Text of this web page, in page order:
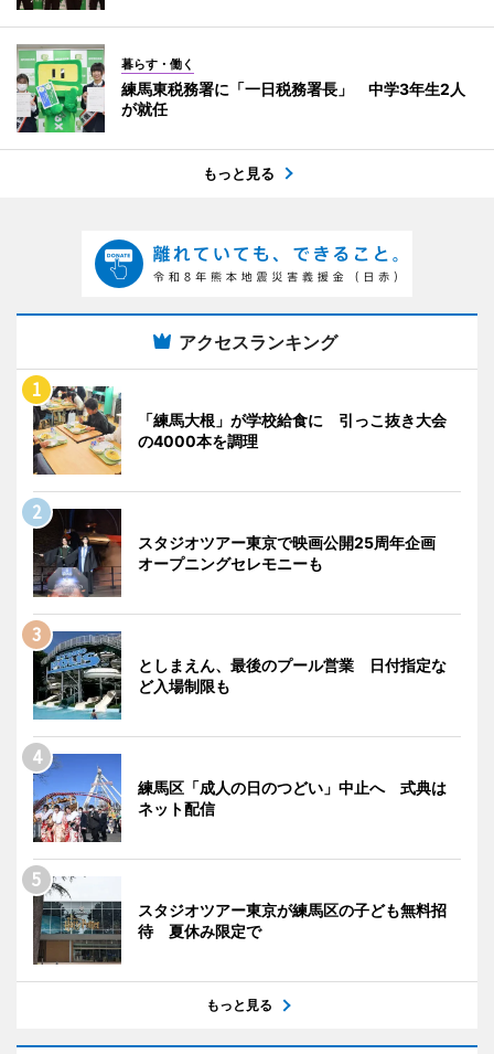
暮らす・働く
練馬東税務署に「一日税務署長」 中学3年生2人
が就任
もっと見る
アクセスランキング
「練馬大根」が学校給食に 引っこ抜き大会
の4000本を調理
スタジオツアー東京で映画公開25周年企画
オープニングセレモニーも
としまえん、最後のプール営業 日付指定な
ど入場制限も
練馬区「成人の日のつどい」中止へ 式典は
ネット配信
スタジオツアー東京が練馬区の子ども無料招
待 夏休み限定で
もっと見る